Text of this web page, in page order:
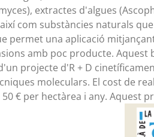
extractes d'algues
com substàncies naturals
permet una aplicació
amb poc producte. Aquest
projecte d'R + D
moleculars. El cost de
€ per hectàrea i any. Aquest